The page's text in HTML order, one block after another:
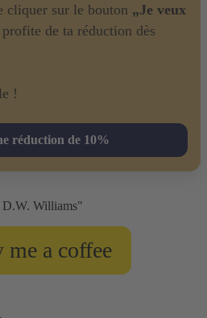
cliquer sur le bouton „Je veux
profite de ta réduction dès
!
réduction de 10%
D.W. Williams"
me a coffee